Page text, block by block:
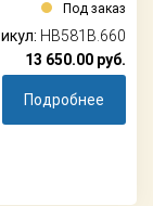
Под заказ
HB581B.660
13 650.00 руб.
Подробнее